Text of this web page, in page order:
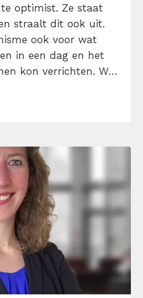
optimist. Ze staat
straalt dit ook uit.
ook voor wat
in een dag en het
kon verrichten. Wij
Omdat ze hier